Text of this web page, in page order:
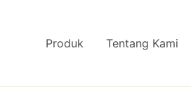
Produk Tentang Kami